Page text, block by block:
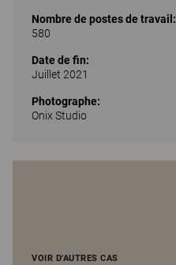
Nombre de postes de travail:
580
Date de fin:
Juillet 2021
Photographe:
Onix Studio
VOIR D'AUTRES CAS